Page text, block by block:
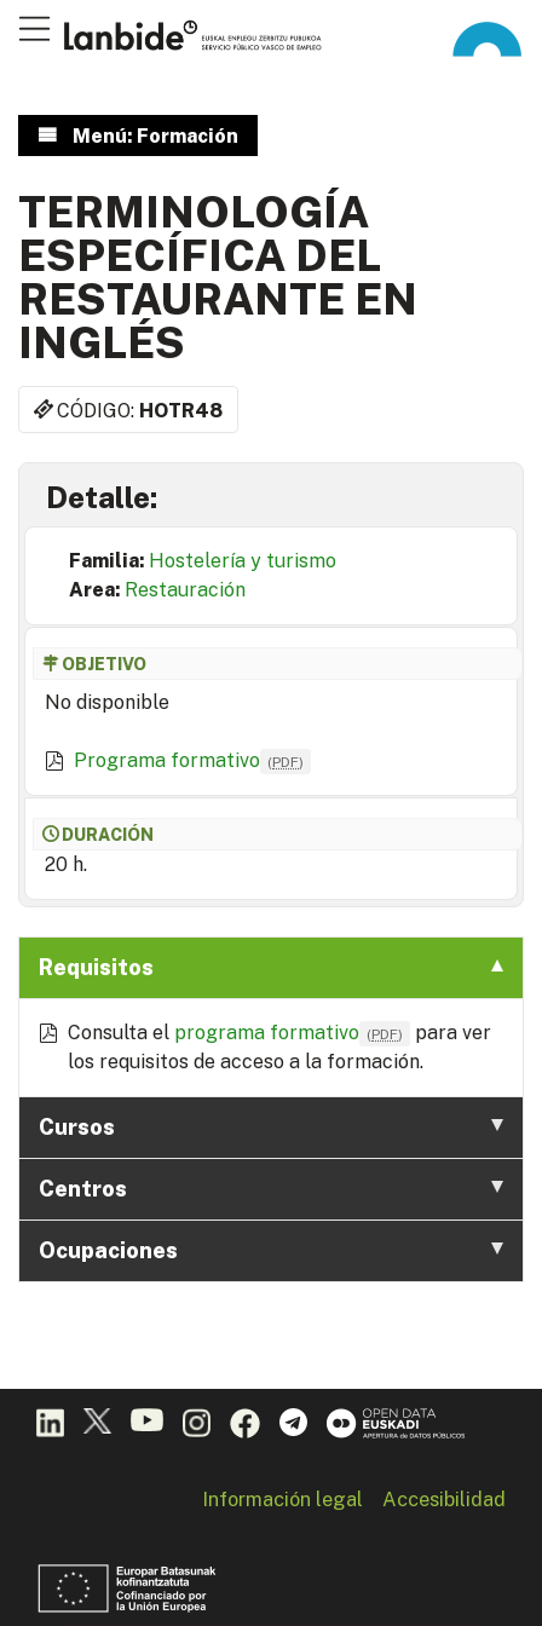
Menú: Formación
TERMINOLOGÍA
ESPECÍFICA DEL
RESTAURANTE EN
INGLÉS
CÓDIGO: HOTR48
Detalle:
Familia: Hostelería y turismo
Area: Restauración
OBJETIVO
No disponible
Programa formativo (PDF)
DURACIÓN
20 h.
Requisitos
Consulta el programa formativo (PDF)
para ver
los requisitos de acceso a la formación.
Cursos
Centros
Ocupaciones
Información legal Accesibilidad